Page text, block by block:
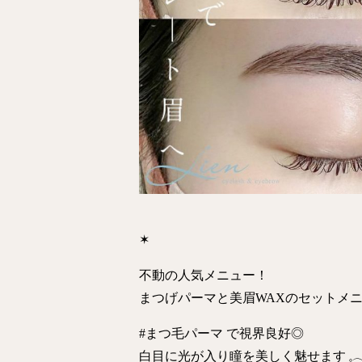
✶
不動の人気メニュー！
まつげパーマと美眉WAXのセットメ
#まつ毛パーマ で視界良好◎
白目に光が入り瞳を美しく魅せます